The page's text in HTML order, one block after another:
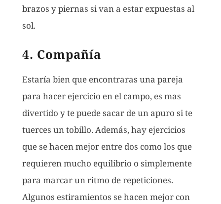
brazos y piernas si van a estar expuestas al
sol.
4. Compañía
Estaría bien que encontraras una pareja
para hacer ejercicio en el campo, es mas
divertido y te puede sacar de un apuro si te
tuerces un tobillo. Además, hay ejercicios
que se hacen mejor entre dos como los que
requieren mucho equilibrio o simplemente
para marcar un ritmo de repeticiones.
Algunos estiramientos se hacen mejor con